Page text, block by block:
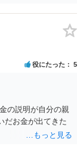
弁護士会に相談さ
塞で倒れたようで
判断で復代理を
という問題もあ
役にたった 5
の説明が自分の親
だお金が出てきた